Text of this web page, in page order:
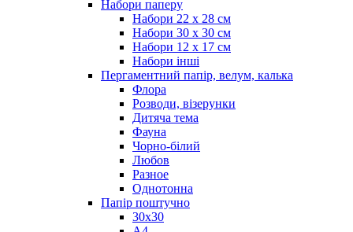
Набори паперу
Набори 22 х 28 см
Набори 30 х 30 см
Набори 12 х 17 см
Набори інші
Пергаментний папір, велум, калька
Флора
Розводи, візерунки
Дитяча тема
Фауна
Чорно-білий
Любов
Разное
Однотонна
Папір поштучно
30х30